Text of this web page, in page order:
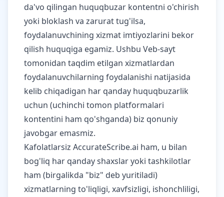
da'vo qilingan huquqbuzar kontentni o'chirish
yoki bloklash va zarurat tug'ilsa,
foydalanuvchining xizmat imtiyozlarini bekor
qilish huquqiga egamiz. Ushbu Veb-sayt
tomonidan taqdim etilgan xizmatlardan
foydalanuvchilarning foydalanishi natijasida
kelib chiqadigan har qanday huquqbuzarlik
uchun (uchinchi tomon platformalari
kontentini ham qo'shganda) biz qonuniy
javobgar emasmiz.
Kafolatlarsiz AccurateScribe.ai ham, u bilan
bog'liq har qanday shaxslar yoki tashkilotlar
ham (birgalikda "biz" deb yuritiladi)
xizmatlarning to'liqligi, xavfsizligi, ishonchliligi,